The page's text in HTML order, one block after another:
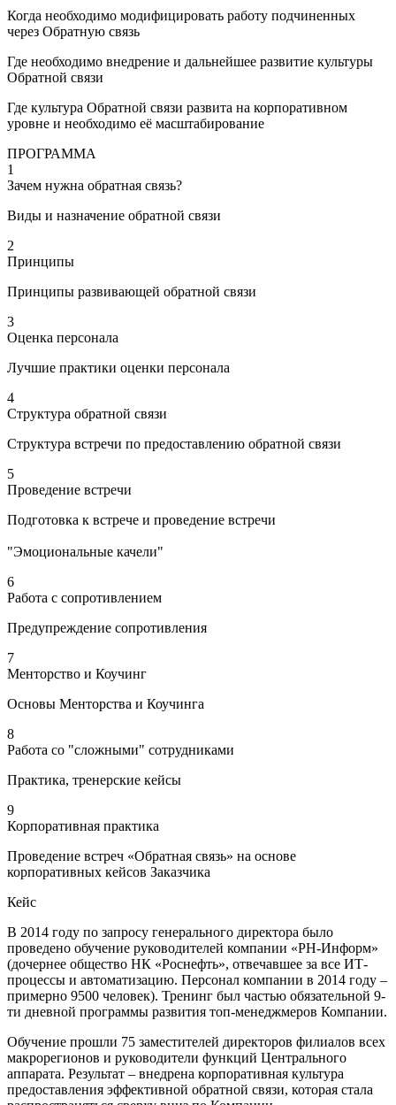
Когда необходимо модифицировать работу подчиненных
через Обратную связь
Где необходимо внедрение и дальнейшее развитие культуры
Обратной связи
Где культура Обратной связи развита на корпоративном
уровне и необходимо её масштабирование
ПРОГРАММА
1
Зачем нужна обратная связь?
Виды и назначение обратной связи
2
Принципы
Принципы развивающей обратной связи
3
Оценка персонала
Лучшие практики оценки персонала
4
Структура обратной связи
Структура встречи по предоставлению обратной связи
5
Проведение встречи
Подготовка к встрече и проведение встречи
"Эмоциональные качели"
6
Работа с сопротивлением
Предупреждение сопротивления
7
Менторство и Коучинг
Основы Менторства и Коучинга
8
Работа со "сложными" сотрудниками
Практика, тренерские кейсы
9
Корпоративная практика
Проведение встреч «Обратная связь» на основе
корпоративных кейсов Заказчика
Кейс
В 2014 году по запросу генерального директора было
проведено обучение руководителей компании «РН-Информ»
(дочернее общество НК «Роснефть», отвечавшее за все ИТ-
процессы и автоматизацию. Персонал компании в 2014 году –
примерно 9500 человек). Тренинг был частью обязательной 9-
ти дневной программы развития топ-менеджмеров Компании.
Обучение прошли 75 заместителей директоров филиалов всех
макрорегионов и руководители функций Центрального
аппарата. Результат – внедрена корпоративная культура
предоставления эффективной обратной связи, которая стала